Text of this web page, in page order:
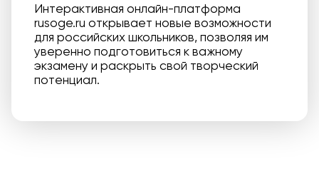
Интерактивная онлайн-платформа
rusoge.ru открывает новые возможности
для российских школьников, позволяя им
уверенно подготовиться к важному
экзамену и раскрыть свой творческий
потенциал.